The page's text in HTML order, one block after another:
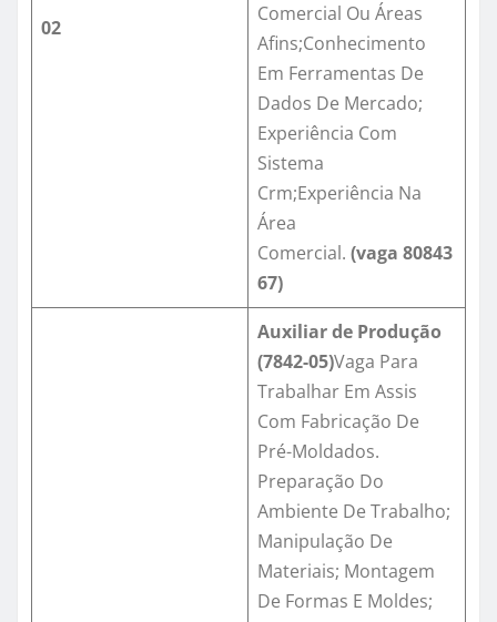
02
Comercial Ou Áreas
Afins;Conhecimento
Em Ferramentas De
Dados De Mercado;
Experiência Com
Sistema
Crm;Experiência Na
Área
Comercial. (vaga 80843
67)
Auxiliar de Produção
(7842-05)Vaga Para
Trabalhar Em Assis
Com Fabricação De
Pré-Moldados.
Preparação Do
Ambiente De Trabalho;
Manipulação De
Materiais; Montagem
De Formas E Moldes;